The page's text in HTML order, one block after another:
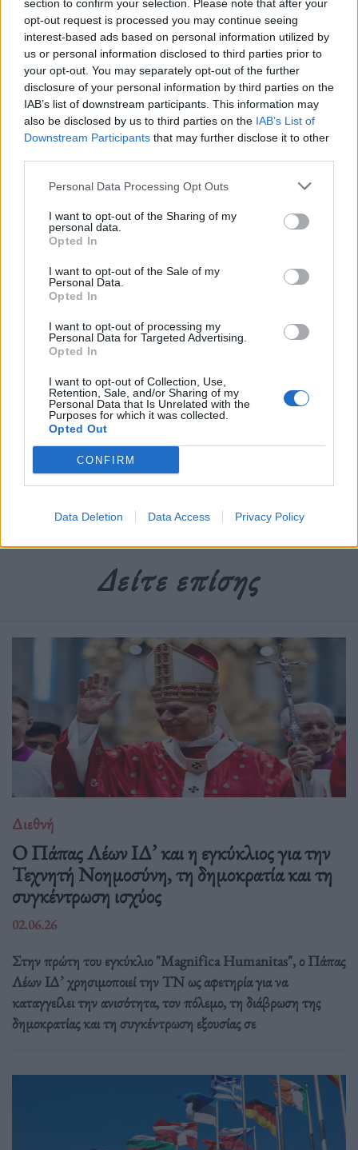
section to confirm your selection. Please note that after your
opt-out request is processed you may continue seeing
interest-based ads based on personal information utilized by
us or personal information disclosed to third parties prior to
your opt-out. You may separately opt-out of the further
disclosure of your personal information by third parties on the
IAB’s list of downstream participants. This information may
also be disclosed by us to third parties on the IAB’s List of
Downstream Participants that may further disclose it to other
Personal Data Processing Opt Outs
I want to opt-out of the Sharing of my
personal data.
Opted In
I want to opt-out of the Sale of my
Personal Data.
Opted In
I want to opt-out of processing my
Personal Data for Targeted Advertising.
Opted In
I want to opt-out of Collection, Use,
Retention, Sale, and/or Sharing of my
Personal Data that Is Unrelated with the
Purposes for which it was collected.
Opted Out
CONFIRM
Data Deletion Data Access Privacy Policy
Φωτ.: Rowan Heuvel/ Unsplash
Ο Άρνος, ο μεγαλύτερος ποταμός της Τοσκάνης,
αναμένεται να συνεχίσει να αυξάνει την στάθμη του.
Δημοσιεύθηκε σεΔιεθνή|TaggedΗλεκτρικό Ρεύμα,ηλεκτροδότηση
Ιταλία,κακοκαιρία,Τοσκάνη
Δείτε επίσης
Διεθνή
Ο Πάπας Λέων ΙΔ’ και η εγκύκλιος για την
Τεχνητή Νοημοσύνη, τη δημοκρατία και τη
συγκέντρωση ισχύος
02.06.26
Στην πρώτη του εγκύκλιο "Magnifica Humanitas", ο Πάπας
Λέων ΙΔ’ χρησιμοποιεί την ΤΝ ως αφετηρία για να
καταγγείλει την ανισότητα, τον πόλεμο, τη διάβρωση της
δημοκρατίας και τη συγκέντρωση εξουσίας σε